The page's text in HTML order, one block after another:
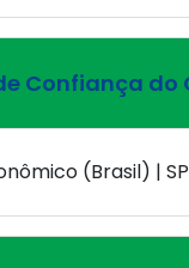
Confiança do
(Brasil) |